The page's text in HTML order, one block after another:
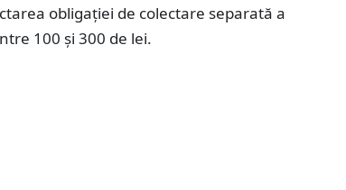
obligației de colectare separată a
100 și 300 de lei.